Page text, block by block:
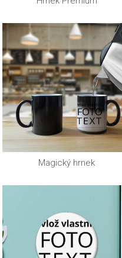
Magický hrnek